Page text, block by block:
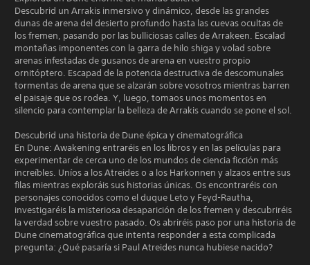
Descubrid un Arrakis inmersivo y dinámico, desde las grandes
dunas de arena del desierto profundo hasta las cuevas ocultas de
los fremen, pasando por las bulliciosas calles de Arrakeen. Escalad
montañas imponentes con la garra de hilo shiga y volad sobre
arenas infestadas de gusanos de arena en vuestro propio
ornitóptero. Escapad de la potencia destructiva de descomunales
tormentas de arena que se alzarán sobre vosotros mientras barren
el paisaje que os rodea. Y, luego, tomaos unos momentos en
silencio para contemplar la belleza de Arrakis cuando se pone el sol.
Descubrid una historia de Dune épica y cinematográfica
En Dune: Awakening entraréis en los libros y en las películas para
experimentar de cerca uno de los mundos de ciencia ficción más
increíbles. Uníos a los Atreides o a los Harkonnen y alzaos entre sus
filas mientras exploráis sus historias únicas. Os encontraréis con
personajes conocidos como el duque Leto y Feyd-Rautha,
investigaréis la misteriosa desaparición de los fremen y descubriréis
la verdad sobre vuestro pasado. Os abriréis paso por una historia de
Dune cinematográfica que intenta responder a esta complicada
pregunta: ¿Qué pasaría si Paul Atreides nunca hubiese nacido?